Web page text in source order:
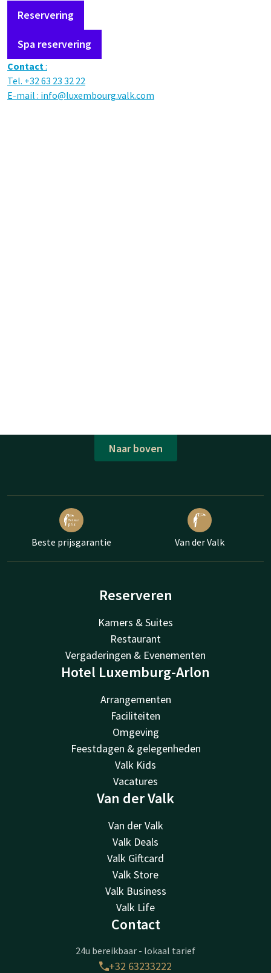
Reservering
Spa reservering
Contact:
Tel. +32 63 23 32 22
E-mail : info@luxembourg.valk.com
Naar boven
Beste prijsgarantie Van der Valk
Reserveren
Kamers & Suites
Restaurant
Vergaderingen & Evenementen
Hotel Luxemburg-Arlon
Arrangementen
Faciliteiten
Omgeving
Feestdagen & gelegenheden
Valk Kids
Vacatures
Van der Valk
Van der Valk
Valk Deals
Valk Giftcard
Valk Store
Valk Business
Valk Life
Contact
24u bereikbaar - lokaal tarief
+32 63233222